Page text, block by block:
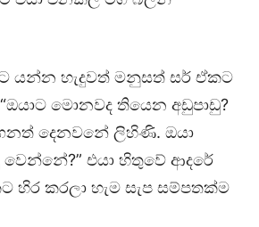
යන්න හැදුවත් මනුසත් සර් ඒකට
මොනවද තියෙන අඩුපාඩු?
දෙනවනේ ලිහිණි. ඔයා
එයා හිතුවේ ආදරේ
හිර කරලා හැම සැප සම්පතක්ම